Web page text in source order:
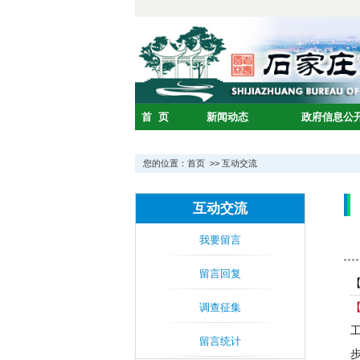
您的位置：首页 >>互动交流
互动交流
我要留言
留言回复
调查征集
留言统计